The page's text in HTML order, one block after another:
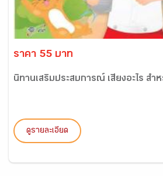
ราคา 55 บาท
นิทานเสริมประสบการณ์ เสียงอะไร สำ
ดูรายละเอียด